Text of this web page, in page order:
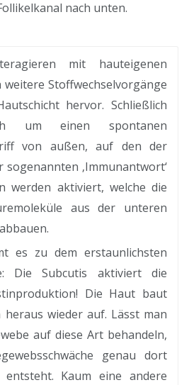
nach unten.
mit hauteigenen
Stoffwechselvorgänge
hervor. Schließlich
um einen spontanen
von außen, auf den der
‚Immunantwort‘
werden aktiviert, welche die
aus der unteren
es zu dem erstaunlichsten
Die Subcutis aktiviert die
Die Haut baut
wieder auf. Lässt man
auf diese Art behandeln,
genau dort
Kaum eine andere